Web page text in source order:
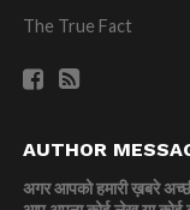
The True Fact
AUTHOR
अगर आपको हमारी ख़बरे